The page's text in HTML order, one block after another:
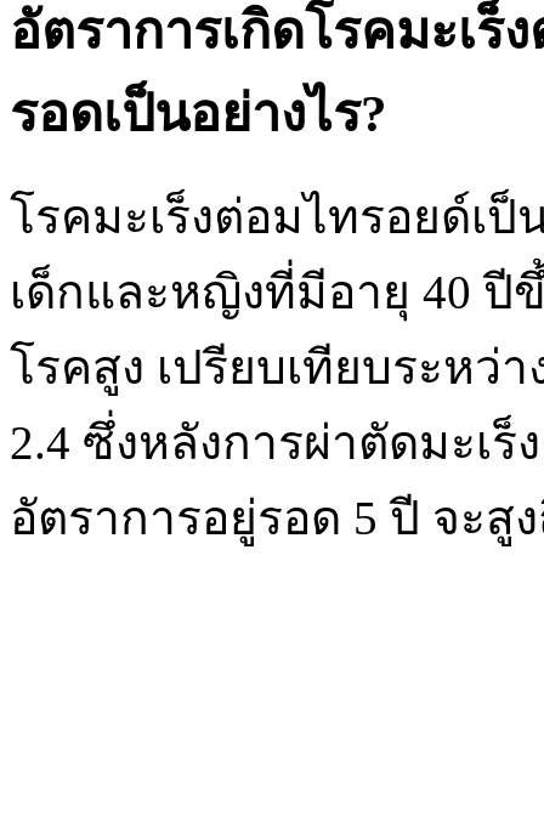
อัตราการเกิดโรคมะเ
รอดเป็นอย่างไร?
โรคมะเร็งต่อมไทรอยด์เป็
เด็กและหญิงที่มีอายุ 40 ปี
โรคสูง เปรียบเทียบระหว่
2.4 ซึ่งหลังการผ่าตัดมะเ
อัตราการอยู่รอด 5 ปี จะสูง